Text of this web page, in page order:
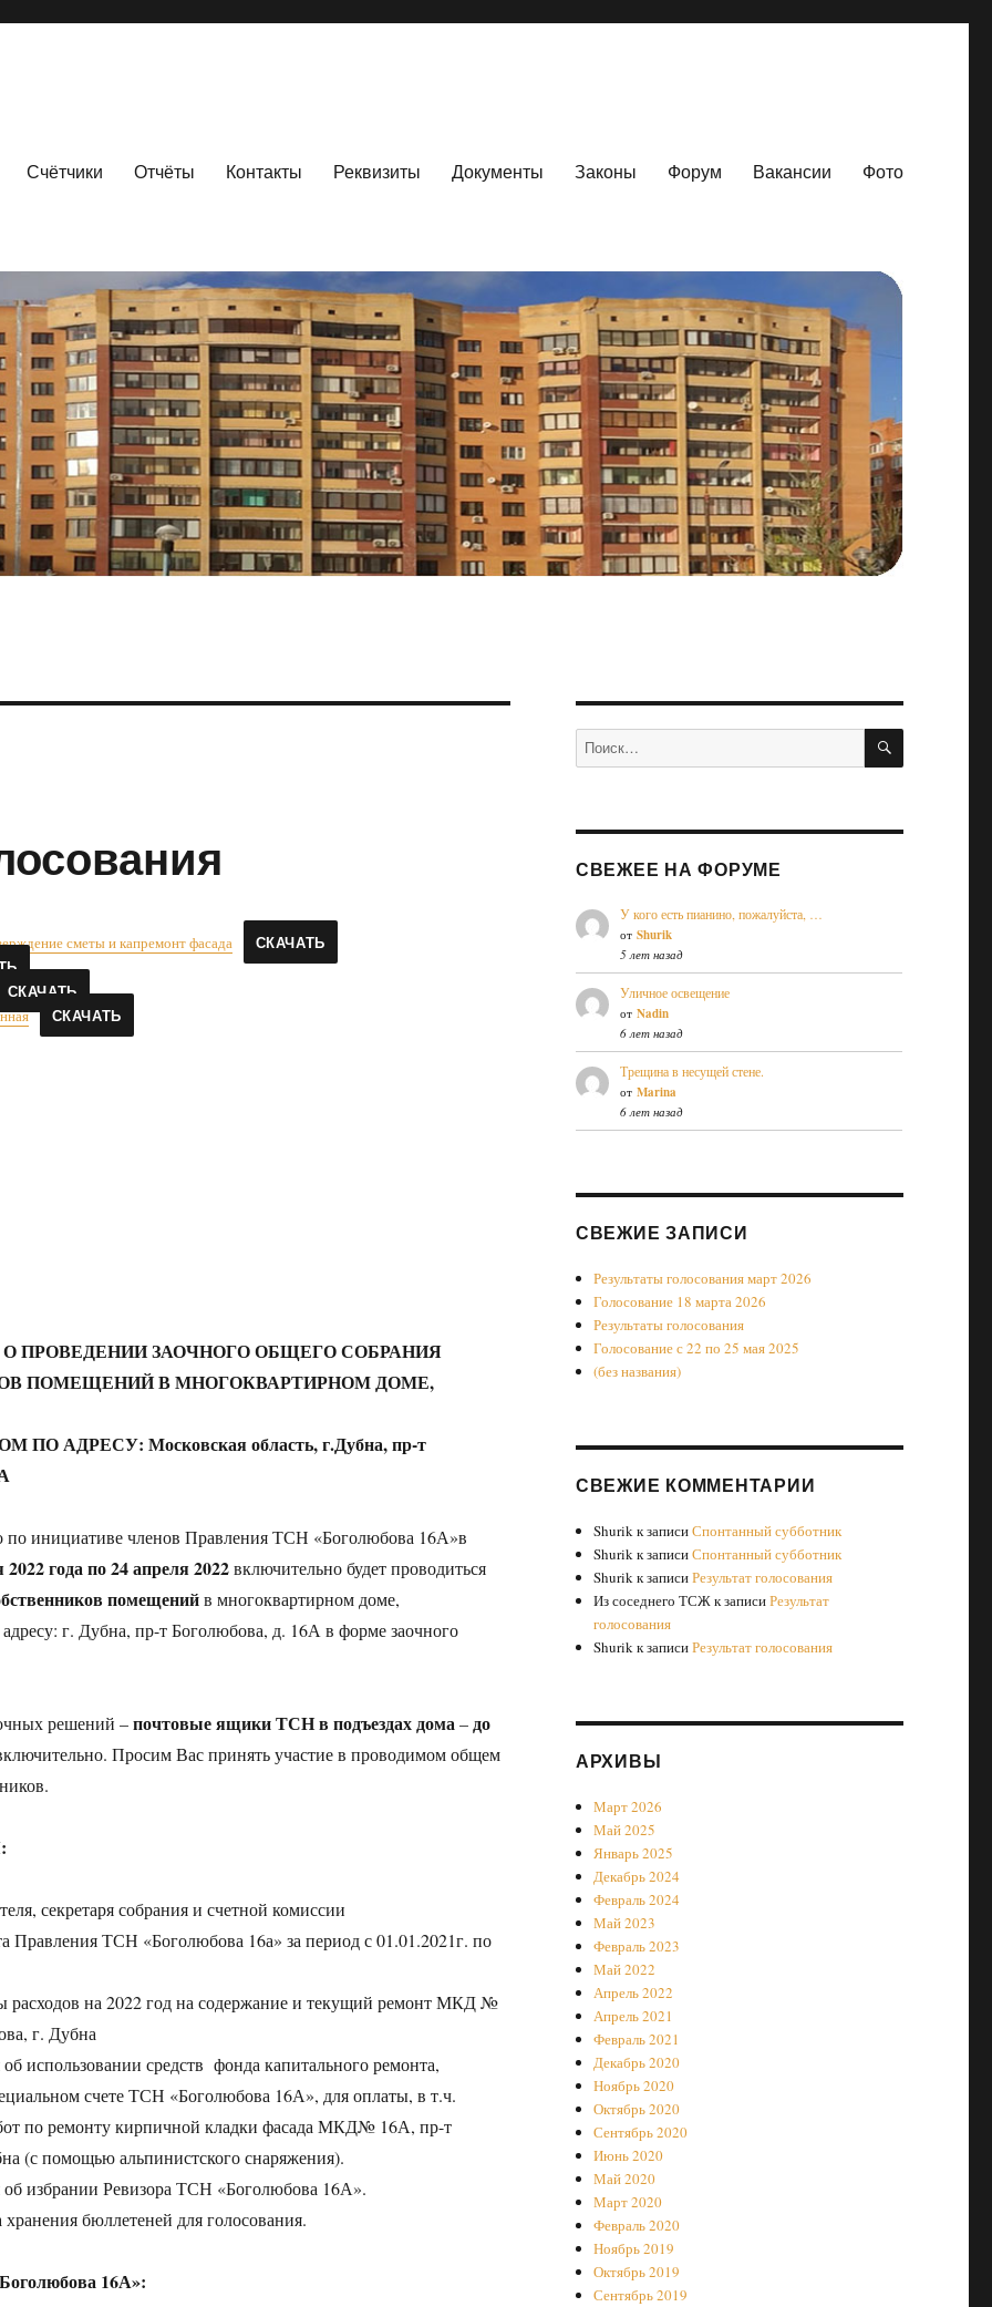
Счётчики Отчёты Контакты Реквизиты Документы Законы Форум Вакансии Фото
сметы и капремонт фасада
СКАЧАТЬ
СКАЧАТЬ
СКАЧАТЬ
ПРОВЕДЕНИИ ЗАОЧНОГО ОБЩЕГО СОБРАНИЯ
ПОМЕЩЕНИЙ В МНОГОКВАРТИРНОМ ДОМЕ,
АДРЕСУ: Московская область, г.Дубна, пр-т
инициативе членов Правления ТСН «Боголюбова 16А»в
2022 года по 24 апреля 2022включительно будет проводиться
помещенийв многоквартирном доме,
г. Дубна, пр-т Боголюбова, д. 16А в форме заочного
решений –почтовые ящики ТСН в подъездах дома–до
Просим Вас принять участие в проводимом общем
секретаря собрания и счетной комиссии
Правления ТСН «Боголюбова 16а» за период с 01.01.2021г. по
расходов на 2022 год на содержание и текущий ремонт МКД №
г. Дубна
использовании средств фонда капитального ремонта,
счете ТСН «Боголюбова 16А», для оплаты, в т.ч.
по ремонту кирпичной кладки фасада МКД№ 16А, пр-т
(с помощью альпинистского снаряжения).
избрании Ревизора ТСН «Боголюбова 16А».
бюллетеней для голосования.
16А»:
Искать: ПОИСК
СВЕЖЕЕ НА ФОРУМЕ
У кого есть пианино, пожалуйста, …
от Shurik
5 лет назад
Уличное освещение
от Nadin
6 лет назад
Трещина в несущей стене.
от Marina
6 лет назад
СВЕЖИЕ ЗАПИСИ
Результаты голосования март 2026
Голосование 18 марта 2026
Результаты голосования
Голосование с 22 по 25 мая 2025
(без названия)
СВЕЖИЕ КОММЕНТАРИИ
Shurikк записиСпонтанный субботник
Shurikк записиСпонтанный субботник
Shurikк записиРезультат голосования
Из соседнего ТСЖк записиРезультат
голосования
Shurikк записиРезультат голосования
АРХИВЫ
Март 2026
Май 2025
Январь 2025
Декабрь 2024
Февраль 2024
Май 2023
Февраль 2023
Май 2022
Апрель 2022
Апрель 2021
Февраль 2021
Декабрь 2020
Ноябрь 2020
Октябрь 2020
Сентябрь 2020
Июнь 2020
Май 2020
Март 2020
Февраль 2020
Ноябрь 2019
Октябрь 2019
Сентябрь 2019